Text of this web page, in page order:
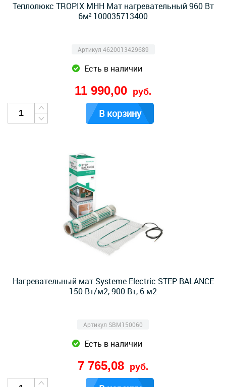
Теплолюкс TROPIX МНН Мат нагревательный 960 Вт
6м² 100035713400
Артикул 4620013429689
Есть в наличии
11 990,00 руб.
В корзину
Нагревательный мат Systeme Electric STEP BALANCE
150 Вт/м2, 900 Вт, 6 м2
Артикул SBM150060
Есть в наличии
7 765,08 руб.